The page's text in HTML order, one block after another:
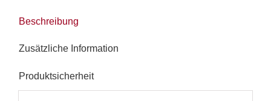
Beschreibung
Zusätzliche Information
Produktsicherheit